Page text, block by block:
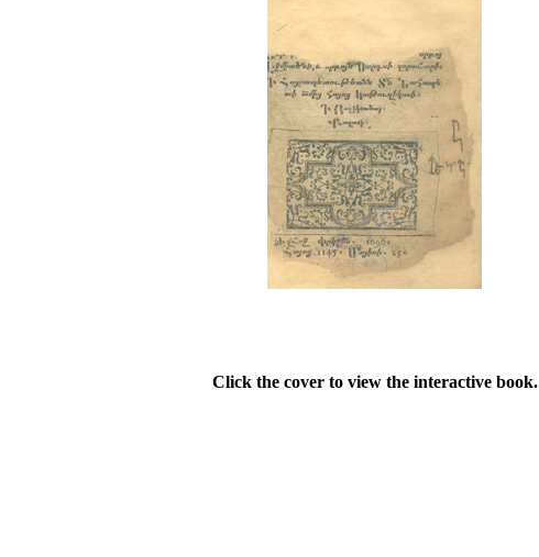
Click the cover to view the interactive book.